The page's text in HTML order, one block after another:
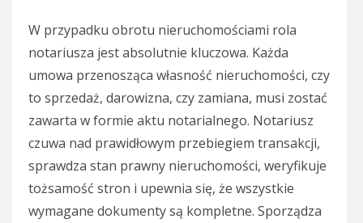
W przypadku obrotu nieruchomościami rola
notariusza jest absolutnie kluczowa. Każda
umowa przenosząca własność nieruchomości, czy
to sprzedaż, darowizna, czy zamiana, musi zostać
zawarta w formie aktu notarialnego. Notariusz
czuwa nad prawidłowym przebiegiem transakcji,
sprawdza stan prawny nieruchomości, weryfikuje
tożsamość stron i upewnia się, że wszystkie
wymagane dokumenty są kompletne. Sporządza